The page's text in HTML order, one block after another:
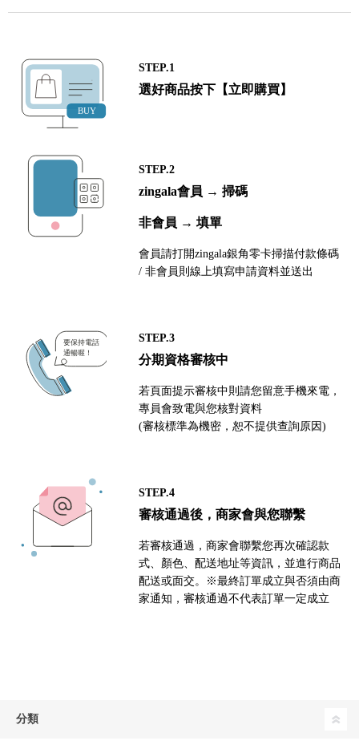
STEP.1
選好商品按下【立即購買】
STEP.2
zingala會員 → 掃碼
非會員 → 填單
會員請打開zingala銀角零卡掃描付款條碼
/ 非會員則線上填寫申請資料並送出
STEP.3
分期資格審核中
若頁面提示審核中則請您留意手機來電，
專員會致電與您核對資料
(審核標準為機密，恕不提供查詢原因)
STEP.4
審核通過後，商家會與您聯繫
若審核通過，商家會聯繫您再次確認款
式、顏色、配送地址等資訊，並進行商品
配送或面交。※最終訂單成立與否須由商
家通知，審核通過不代表訂單一定成立
分類